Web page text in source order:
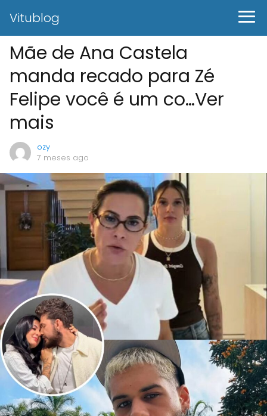
Vitublog
Mãe de Ana Castela
manda recado para Zé
Felipe você é um co…Ver
mais
ozy
7 meses ago